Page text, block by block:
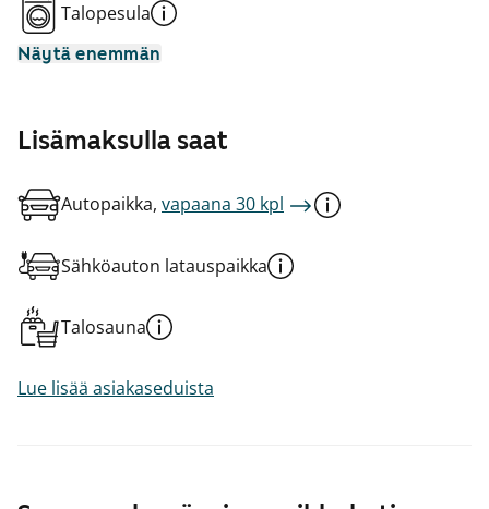
Talopesula
Näytä enemmän
Lisämaksulla saat
Autopaikka, vapaana 30 kpl
Sähköauton latauspaikka
Talosauna
Lue lisää asiakaseduista